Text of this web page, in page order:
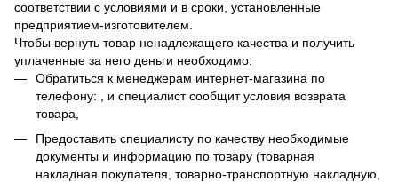
соответствии с условиями и в сроки, установленные
предприятием-изготовителем.
Чтобы вернуть товар ненадлежащего качества и получить
уплаченные за него деньги необходимо:
Обратиться к менеджерам интернет-магазина по
телефону: , и специалист сообщит условия возврата
товара,
Предоставить специалисту по качеству необходимые
документы и информацию по товару (товарная
накладная покупателя, товарно-транспортную накладную,